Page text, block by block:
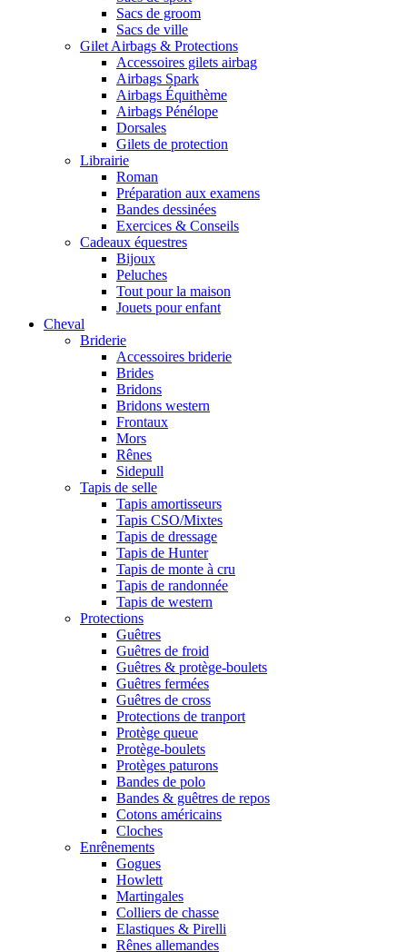
Sacs de groom
Sacs de ville
Gilet Airbags & Protections
Accessoires gilets airbag
Airbags Spark
Airbags Équithème
Airbags Pénélope
Dorsales
Gilets de protection
Librairie
Roman
Préparation aux examens
Bandes dessinées
Exercices & Conseils
Cadeaux équestres
Bijoux
Peluches
Tout pour la maison
Jouets pour enfant
Cheval
Briderie
Accessoires briderie
Brides
Bridons
Bridons western
Frontaux
Mors
Rênes
Sidepull
Tapis de selle
Tapis amortisseurs
Tapis CSO/Mixtes
Tapis de dressage
Tapis de Hunter
Tapis de monte à cru
Tapis de randonnée
Tapis de western
Protections
Guêtres
Guêtres de froid
Guêtres & protège-boulets
Guêtres fermées
Guêtres de cross
Protections de tranport
Protège queue
Protège-boulets
Protèges paturons
Bandes de polo
Bandes & guêtres de repos
Cotons américains
Cloches
Enrênements
Gogues
Howlett
Martingales
Colliers de chasse
Elastiques & Pirelli
Rênes allemandes